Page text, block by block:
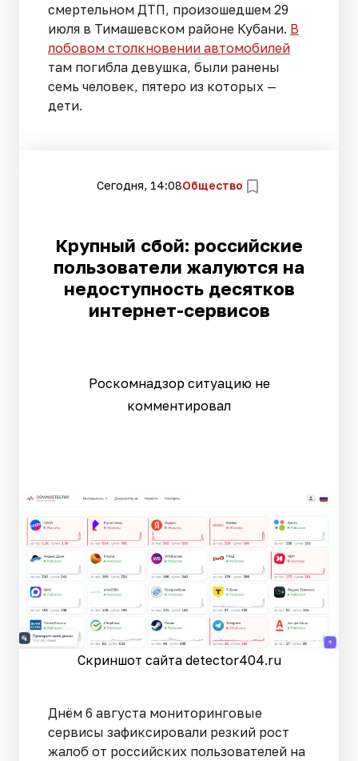
смертельном ДТП, произошедшем 29
июля в Тимашевском районе Кубани. В
лобовом столкновении автомобилей
там погибла девушка, были ранены
семь человек, пятеро из которых —
дети.
Сегодня, 14:08Общество
Крупный сбой: российские
пользователи жалуются на
недоступность десятков
интернет-сервисов
Роскомнадзор ситуацию не
комментировал
Скриншот сайта detector404.ru
Днём 6 августа мониторинговые
сервисы зафиксировали резкий рост
жалоб от российских пользователей на